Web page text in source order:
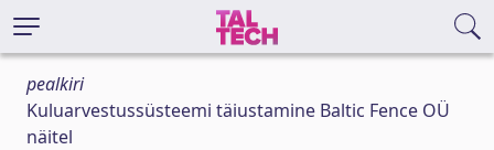
pealkiri
Kuluarvestussüsteemi täiustamine Baltic Fence OÜ
näitel